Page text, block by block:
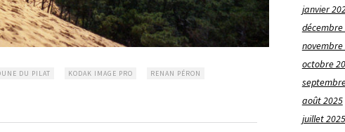
DU PILAT KODAK IMAGE PRO RENAN PÉRON
janvier
décembre
novembre
octobre
août 2025
juillet 2025